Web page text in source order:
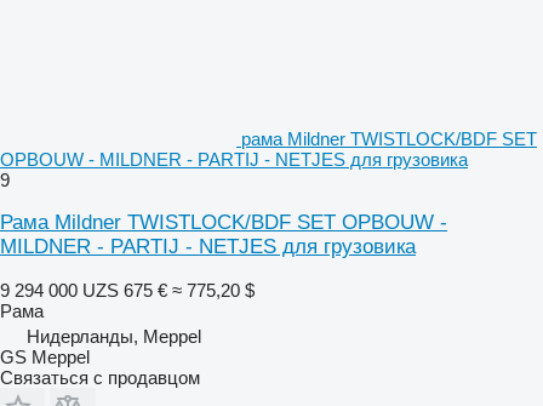
рама Mildner TWISTLOCK/BDF SET
OPBOUW - MILDNER - PARTIJ - NETJES для грузовика
9
Рама Mildner TWISTLOCK/BDF SET OPBOUW -
MILDNER - PARTIJ - NETJES для грузовика
9 294 000 UZS 675 € ≈ 775,20 $
Рама
Нидерланды, Meppel
GS Meppel
Связаться с продавцом